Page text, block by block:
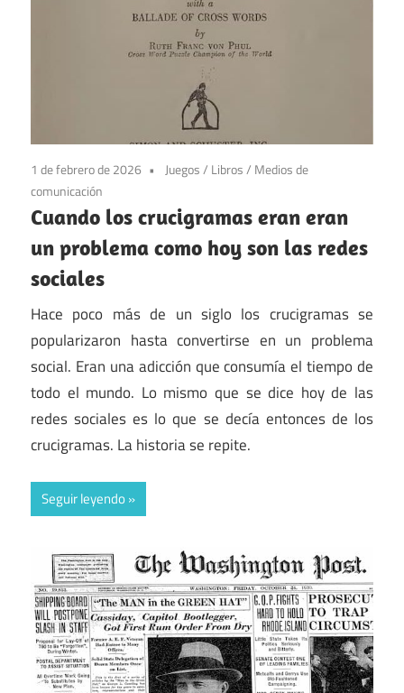
1 de febrero de 2026 Juegos/ Libros/ Medios de
comunicación
Cuando los crucigramas eran eran
un problema como hoy son las redes
sociales
Hace poco más de un siglo los crucigramas se
popularizaron hasta convertirse en un problema
social. Eran una adicción que consumía el tiempo de
todo el mundo. Lo mismo que se dice hoy de las
redes sociales es lo que se decía entonces de los
crucigramas. La historia se repite.
Seguir leyendo